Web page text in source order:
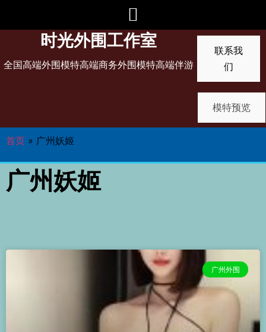
时光外围工作室
全国高端外围模特高端商务外围模特高端伴游
联系我
们
模特预览
首页 » 广州妖姬
广州妖姬
广州外围